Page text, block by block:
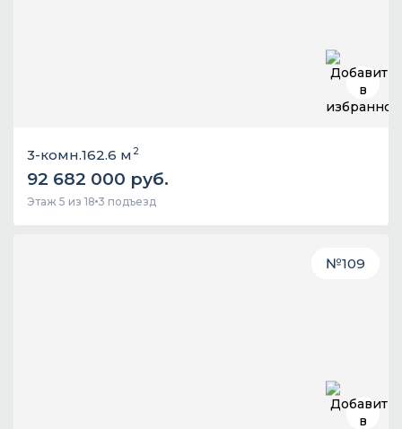
3-комн.162.6 м 2
92 682 000 руб.
Этаж 5 из 18 3 подъезд
№109